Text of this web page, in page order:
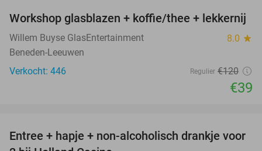
68%
Workshop glasblazen + koffie/thee + lekkernij
Willem Buyse GlasEntertainment 8.0 star
Beneden-Leeuwen
Verkocht: 446
Regulier €120
€39
52%
Entree + hapje + non-alcoholisch drankje voor